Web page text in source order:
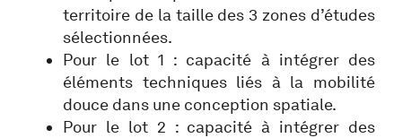
territoire de la taille des 3 zones d’études
sélectionnées.
Pour le lot 1 : capacité à intégrer des
éléments techniques liés à la mobilité
douce dans une conception spatiale.
Pour le lot 2 : capacité à intégrer des